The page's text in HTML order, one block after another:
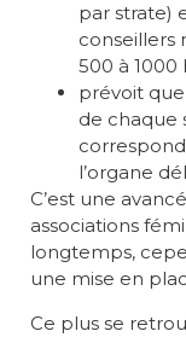
par strate)
conseillers
500 à 1000
prévoit
de chaque
l’organe
C’est une
associations
longtemps,
une mise en
Ce plus se